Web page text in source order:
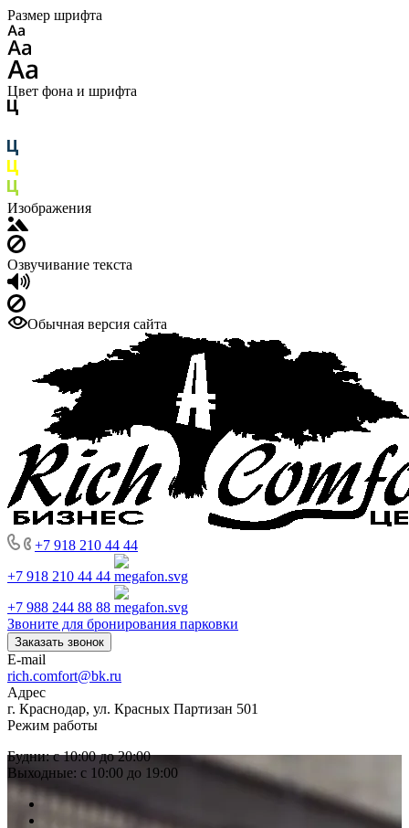
Размер шрифта
Цвет фона и шрифта
Изображения
Озвучивание текста
Обычная версия сайта
+7 918 210 44 44
+7 918 210 44 44
+7 988 244 88 88
Звоните для бронирования парковки
Заказать звонок
E-mail
rich.comfort@bk.ru
Адрес
г. Краснодар, ул. Красных Партизан 501
Режим работы
Будни: с 10:00 до 20:00
Выходные: с 10:00 до 19:00